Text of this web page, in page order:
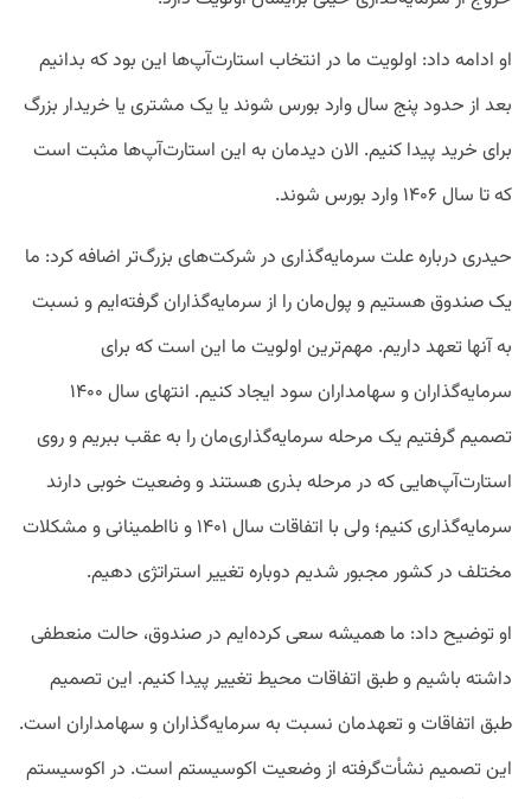
او ادامه داد: اولویت ما در انتخاب استارت‌آپ‌‌ها این بود که بدانیم
بعد از حدود پنج سال وارد بورس شوند یا یک مشتری یا خریدار بزرگ
برای خرید پیدا کنیم. الان دیدمان به این استارت‌آپ‌ها مثبت است
که تا سال ۱۴۰۶ وارد بورس شوند.
حیدری درباره علت سرمایه‌گذاری در شرکت‌های بزرگ‌تر اضافه کرد: ما
یک صندوق هستیم و پول‌مان را از سرمایه‌گذاران گرفته‌ایم و نسبت
به آنها تعهد داریم. مهم‌ترین اولویت ما این است که برای
سرمایه‌گذاران و سهامداران سود ایجاد کنیم. انتهای سال ۱۴۰۰
تصمیم گرفتیم یک مرحله سرمایه‌گذاری‌مان را به عقب ببریم و روی
استارت‌آپ‌هایی که در مرحله‌ بذری هستند و وضعیت خوبی دارند
سرمایه‌گذاری کنیم؛ ولی با اتفاقات سال ۱۴۰۱ و نااطمینانی و مشکلات
مختلف در کشور مجبور شدیم دوباره تغییر استراتژی دهیم.
او توضیح داد: ما همیشه سعی کرده‌ایم در صندوق، حالت منعطفی
داشته باشیم و طبق اتفاقات محیط تغییر پیدا کنیم. این تصمیم
طبق اتفاقات و تعهدمان نسبت به سرمایه‌گذاران و سهامداران است.
این تصمیم نشأت‌گرفته از وضعیت اکوسیستم است. در اکوسیستم